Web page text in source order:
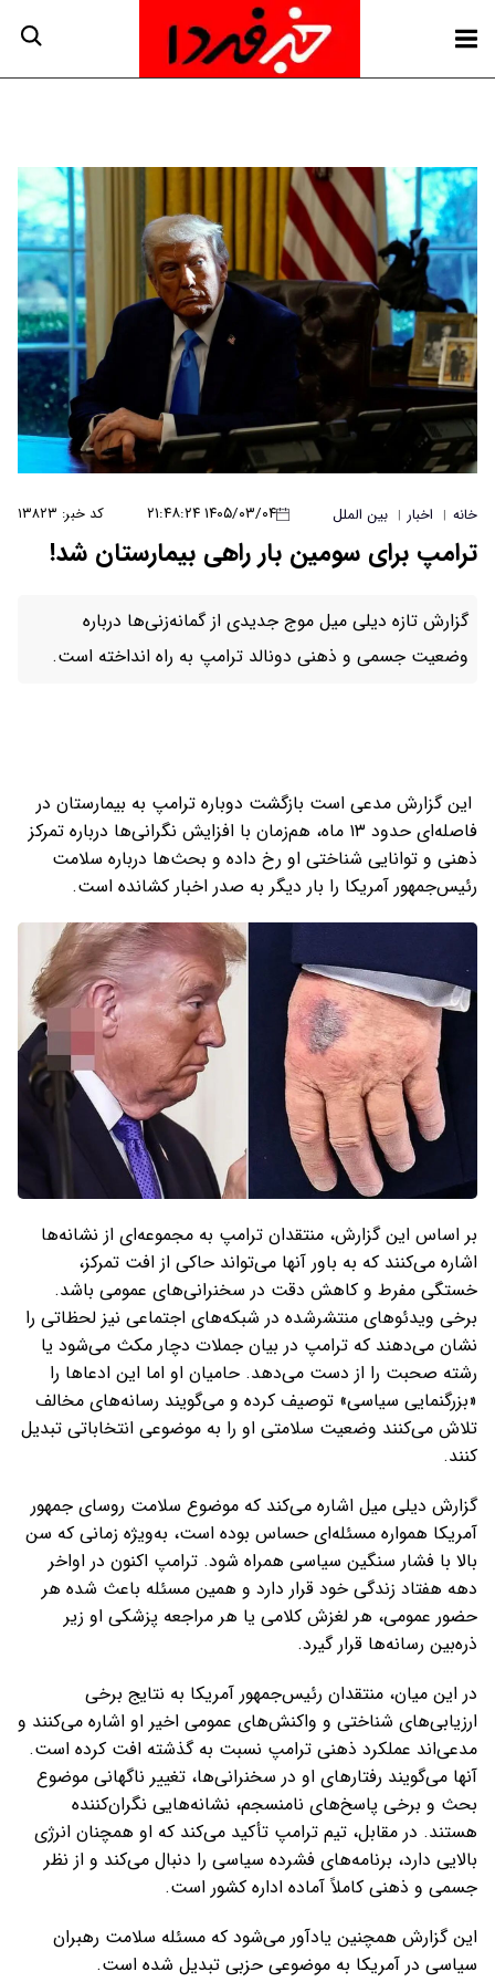
خانه | اخبار | بین الملل ۱۴۰۵/۰۳/۰۴ ۲۱:۴۸:۲۴ کد خبر: ۱۳۸۲۳
ترامپ برای سومین بار راهی بیمارستان شد!
گزارش تازه دیلی میل موج جدیدی از گمانه‌زنی‌ها درباره
وضعیت جسمی و ذهنی دونالد ترامپ به راه انداخته است.
این گزارش مدعی است بازگشت دوباره ترامپ به بیمارستان در
فاصله‌ای حدود ۱۳ ماه، هم‌زمان با افزایش نگرانی‌ها درباره تمرکز
ذهنی و توانایی شناختی او رخ داده و بحث‌ها درباره سلامت
رئیس‌جمهور آمریکا را بار دیگر به صدر اخبار کشانده است.
بر اساس این گزارش، منتقدان ترامپ به مجموعه‌ای از نشانه‌ها
اشاره می‌کنند که به باور آنها می‌تواند حاکی از افت تمرکز،
خستگی مفرط و کاهش دقت در سخنرانی‌های عمومی باشد.
برخی ویدئوهای منتشرشده در شبکه‌های اجتماعی نیز لحظاتی را
نشان می‌دهند که ترامپ در بیان جملات دچار مکث می‌شود یا
رشته صحبت را از دست می‌دهد. حامیان او اما این ادعاها را
«بزرگنمایی سیاسی» توصیف کرده و می‌گویند رسانه‌های مخالف
تلاش می‌کنند وضعیت سلامتی او را به موضوعی انتخاباتی تبدیل
کنند.
گزارش دیلی میل اشاره می‌کند که موضوع سلامت روسای جمهور
آمریکا همواره مسئله‌ای حساس بوده است، به‌ویژه زمانی که سن
بالا با فشار سنگین سیاسی همراه شود. ترامپ اکنون در اواخر
دهه هفتاد زندگی خود قرار دارد و همین مسئله باعث شده هر
حضور عمومی، هر لغزش کلامی یا هر مراجعه پزشکی او زیر
ذره‌بین رسانه‌ها قرار گیرد.
در این میان، منتقدان رئیس‌جمهور آمریکا به نتایج برخی
ارزیابی‌های شناختی و واکنش‌های عمومی اخیر او اشاره می‌کنند و
مدعی‌اند عملکرد ذهنی ترامپ نسبت به گذشته افت کرده است.
آنها می‌گویند رفتارهای او در سخنرانی‌ها، تغییر ناگهانی موضوع
بحث و برخی پاسخ‌های نامنسجم، نشانه‌هایی نگران‌کننده
هستند. در مقابل، تیم ترامپ تأکید می‌کند که او همچنان انرژی
بالایی دارد، برنامه‌های فشرده سیاسی را دنبال می‌کند و از نظر
جسمی و ذهنی کاملاً آماده اداره کشور است.
این گزارش همچنین یادآور می‌شود که مسئله سلامت رهبران
سیاسی در آمریکا به موضوعی حزبی تبدیل شده است.